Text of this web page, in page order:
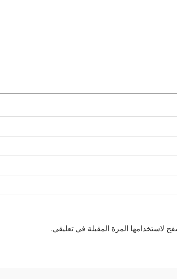
لاستخدامها المرة المقبلة في تعليقي.